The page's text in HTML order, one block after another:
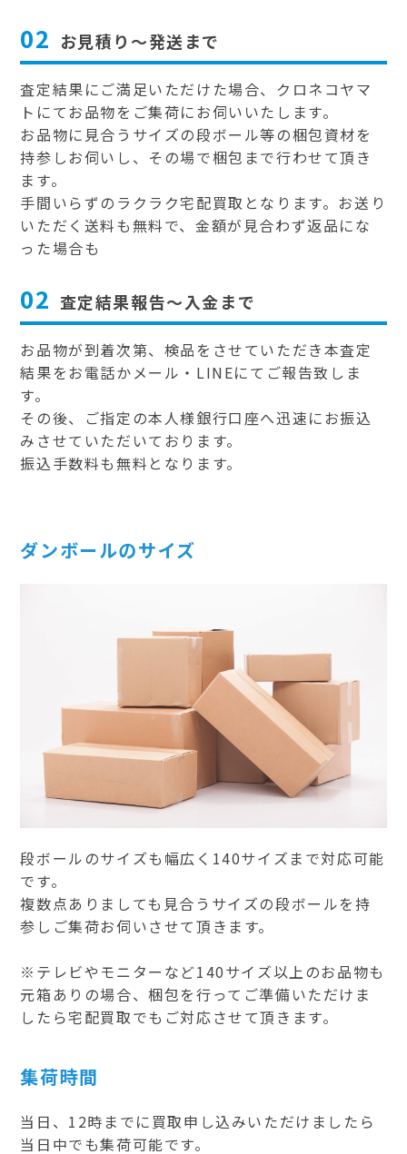
02 お見積り～発送まで
査定結果にご満足いただけた場合、クロネコヤマ
トにてお品物をご集荷にお伺いいたします。
お品物に見合うサイズの段ボール等の梱包資材を
持参しお伺いし、その場で梱包まで行わせて頂き
ます。
手間いらずのラクラク宅配買取となります。お送り
いただく送料も無料で、金額が見合わず返品にな
った場合も
02 査定結果報告～入金まで
お品物が到着次第、検品をさせていただき本査定
結果をお電話かメール・LINEにてご報告致しま
す。
その後、ご指定の本人様銀行口座へ迅速にお振込
みさせていただいております。
振込手数料も無料となります。
ダンボールのサイズ
段ボールのサイズも幅広く140サイズまで対応可能
です。
複数点ありましても見合うサイズの段ボールを持
参しご集荷お伺いさせて頂きます。
※テレビやモニターなど140サイズ以上のお品物も
元箱ありの場合、梱包を行ってご準備いただけま
したら宅配買取でもご対応させて頂きます。
集荷時間
当日、12時までに買取申し込みいただけましたら
当日中でも集荷可能です。